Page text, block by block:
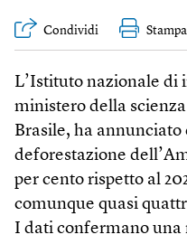
Condividi Stampa
L’Istituto nazionale di
ministero della
Brasile, ha annunciato
deforestazione
per cento rispetto al
comunque quasi
I dati confermano